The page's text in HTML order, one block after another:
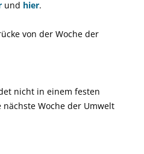
und hier.
von der Woche der
nicht in einem festen
Woche der Umwelt